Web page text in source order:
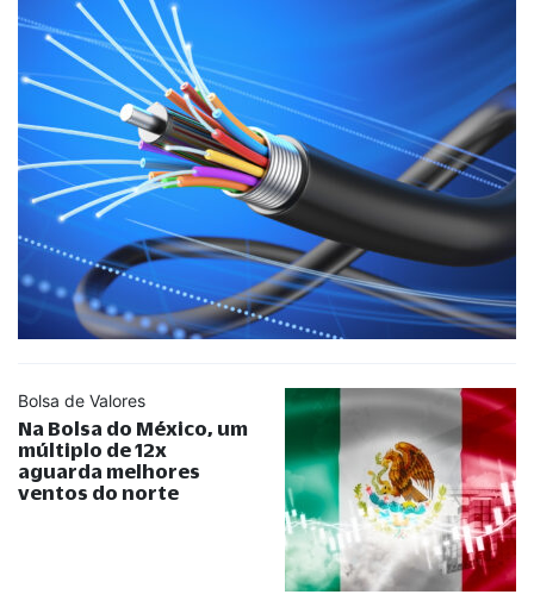
Bolsa de Valores
Na Bolsa do México, um
múltiplo de 12x
aguarda melhores
ventos do norte